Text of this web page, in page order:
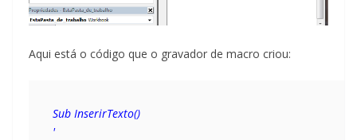
Aqui está o código que o gravador de macro criou:
Sub InserirTexto()
'